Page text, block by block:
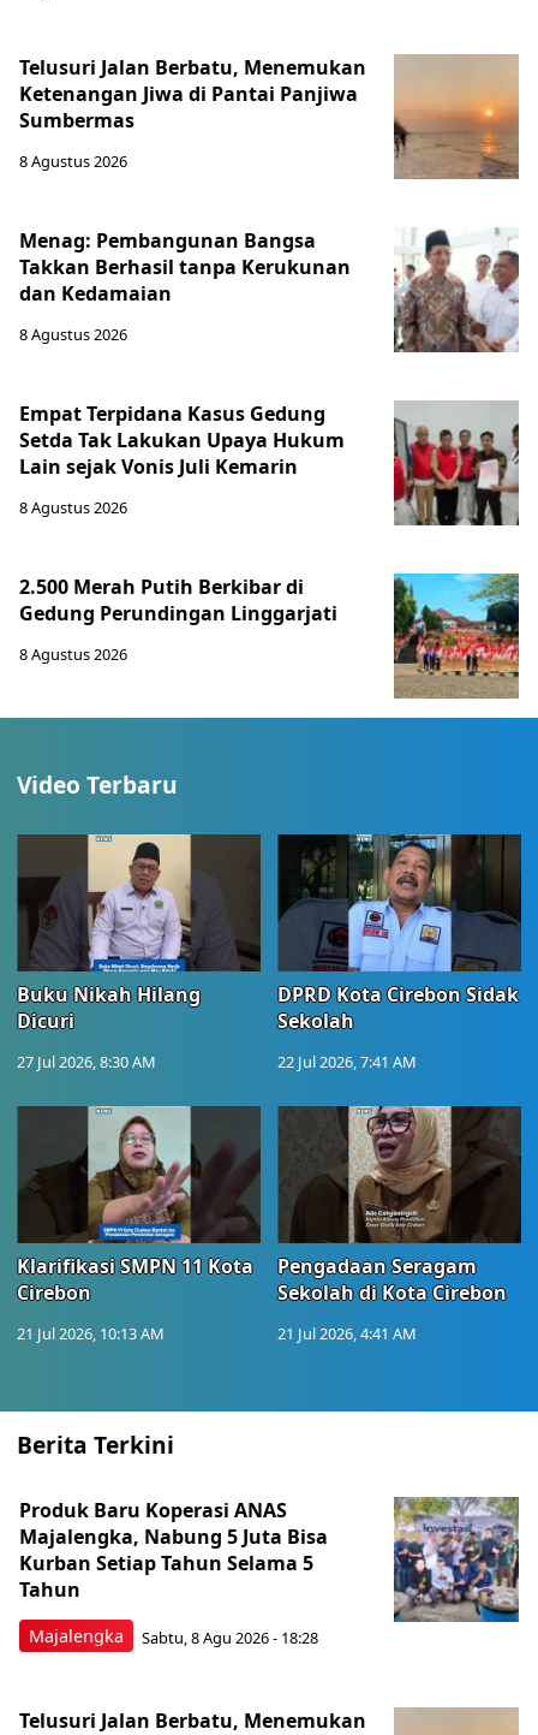
Telusuri Jalan Berbatu, Menemukan
Ketenangan Jiwa di Pantai Panjiwa
Sumbermas
8 Agustus 2026
Menag: Pembangunan Bangsa
Takkan Berhasil tanpa Kerukunan
dan Kedamaian
8 Agustus 2026
Empat Terpidana Kasus Gedung
Setda Tak Lakukan Upaya Hukum
Lain sejak Vonis Juli Kemarin
8 Agustus 2026
2.500 Merah Putih Berkibar di
Gedung Perundingan Linggarjati
8 Agustus 2026
Video Terbaru
Buku Nikah Hilang
Dicuri
27 Jul 2026, 8:30 AM
DPRD Kota Cirebon Sidak
Sekolah
22 Jul 2026, 7:41 AM
Klarifikasi SMPN 11 Kota
Cirebon
21 Jul 2026, 10:13 AM
Pengadaan Seragam
Sekolah di Kota Cirebon
21 Jul 2026, 4:41 AM
Berita Terkini
Majalengka
Produk Baru Koperasi ANAS
Majalengka, Nabung 5 Juta Bisa
Kurban Setiap Tahun Selama 5
Tahun
Sabtu, 8 Agu 2026 - 18:28
Telusuri Jalan Berbatu, Menemukan